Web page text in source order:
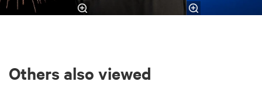
Others also viewed